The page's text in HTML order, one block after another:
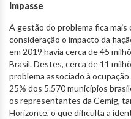
Impasse
A gestão do problema fica mais
consideração o impacto da
em 2019 havia cerca de 45
Brasil. Destes, cerca de 11
problema associado à
25% dos 5.570 municípios
os representantes da Cemig,
Horizonte, o que dificulta a